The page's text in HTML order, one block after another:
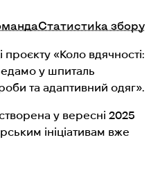
Статистика збору
проєкту «Коло вдячності:
у шпиталь
та адаптивний одяг».
у вересні 2025
ініціативам вже